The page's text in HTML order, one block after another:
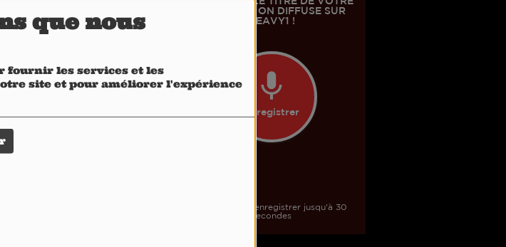
que nous
fournir les services et les
site et pour améliorer l'expérience